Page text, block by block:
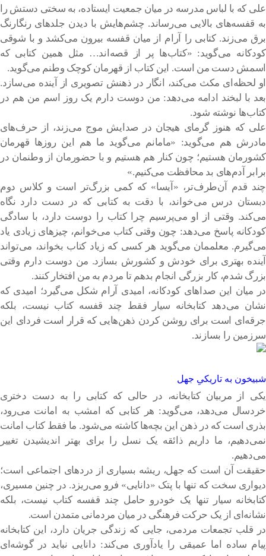
علی که با لباس مدرسه در میان جمعیت ایستاده، به سختی دستش را
به قفسه‌های بالایی می‌رساند. چشم‌هایش با دیدن جلدهای رنگارنگ
برق می‌زند. کتابی را آرام از میان قفسه بیرون می‌کشد و با شوقی
کودکانه می‌گوید: «کتاب‌ها پر از قصه‌اند… مثل همین کتابی که
اسمش دست من است. این کتاب از قهرمان کوچک وطنم می‌گوید.
او لحظه‌ای مکث می‌کند، انگار در ذهنش تصویری از آینده می‌سازد.
بعد با لبخند ادامه می‌دهد: من دوست دارم یک روز اسم من هم در
کتاب‌ها نوشته شود.
علی که هنوز گرمای هیجان در صدایش موج می‌زند، از حرف‌های
مادرش هم می‌گوید: «مامانم می‌گوید ما هم این روزها قهرمان
کشورمان هستیم؛ چون کنار هم هستیم و با حضورمان از وطنمان در
برابر آدم‌های بد محافظت می‌کنیم.»
چند قدم آن‌طرف‌تر، «آیسا» که کمی بزرگ‌تر است و کلاس دوم
دبستان درس می‌خواند، با دقت به کتابی که در دست دارد نگاه
می‌کند. وقتی از او می‌پرسیم چرا کتاب را دوست دارد، با سادگی
کودکانه پاسخ می‌دهد: چون وقتی کتاب می‌خوانم، چیزهای زیادی یاد
می‌گیرم. معلممان می‌گوید هر کسی که زیاد کتاب بخواند، می‌تواند
آینده بهتری برای خودش و کشورش بسازد. من دوست دارم وقتی
بزرگ شدم، کار بزرگی انجام بدهم تا مردم به من افتخار کنند.
در میان این صداهای کودکانه، امیدی آرام شکل می‌گیرد؛ امیدی که
نشان می‌دهد کتابخانه سیار فقط چند قفسه کتاب نیست، بلکه
جرقه‌ای است برای روشن کردن ذهن‌هایی که قرار است فردای این
سرزمین را بسازند.
شبیخون به تاریکیِ جهل
یکی از مربیان کتابخانه، در حالی که کتابی را به دست دختری
خردسال می‌دهد، می‌گوید: هر کتابی که امشب به امانت می‌رود،
بذری است که در ذهن این بچه‌ها کاشته می‌شود. ما فقط کتاب امانت
نمی‌دهیم، ما داریم ذائقه یک نسل را برای بهتر اندیشیدن تغییر
می‌دهیم.
حقیقت آن است که جهل، ریشه بسیاری از دردهای اجتماعی است؛
دیواری سخت که تنها با پتک «دانایی» فرو می‌ریزد. در چنین مسیری،
کتابخانه سیار تنها یک خودرو حامل چند قفسه کتاب نیست، بلکه
نشانه‌ای از یک حرکت فرهنگی در میان مردمانی متمدن است.
در قلب تجمعات مردمی، جایی که زندگی جریان دارد، این کتابخانه
پیام ساده اما عمیقی را یادآوری می‌کند: دانایی نباید در گوشه‌ای